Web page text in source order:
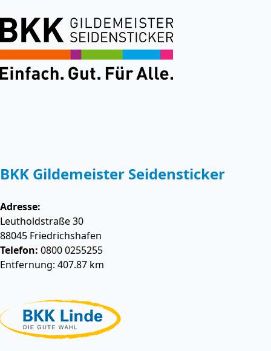
BKK Gildemeister Seidensticker
Adresse:
Leutholdstraße 30
88045 Friedrichshafen
Telefon: 0800 0255255
Entfernung: 407.87 km